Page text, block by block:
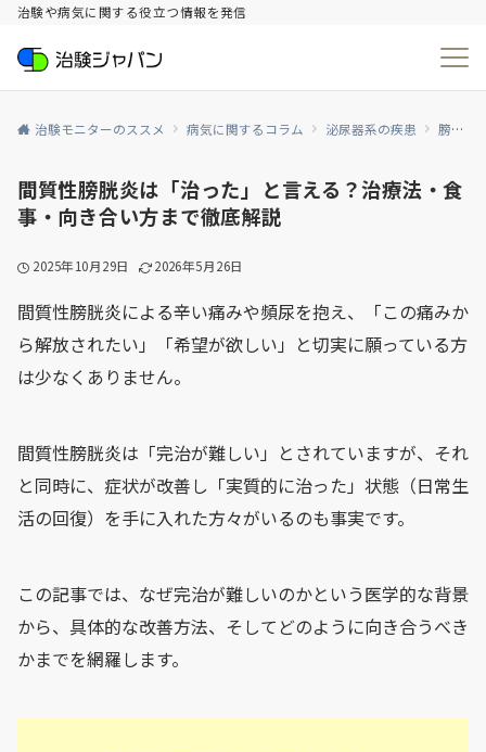
治験や病気に関する役立つ情報を発信
治験モニターのススメ 病気に関するコラム 泌尿器系の疾患 膀胱炎
間質性膀胱炎は「治った」と言える？治療法・食
事・向き合い方まで徹底解説
2025年10月29日 2026年5月26日
間質性膀胱炎による辛い痛みや頻尿を抱え、「この痛みか
ら解放されたい」「希望が欲しい」と切実に願っている方
は少なくありません。
間質性膀胱炎は「完治が難しい」とされていますが、それ
と同時に、症状が改善し「実質的に治った」状態（日常生
活の回復）を手に入れた方々がいるのも事実です。
この記事では、なぜ完治が難しいのかという医学的な背景
から、具体的な改善方法、そしてどのように向き合うべき
かまでを網羅します。